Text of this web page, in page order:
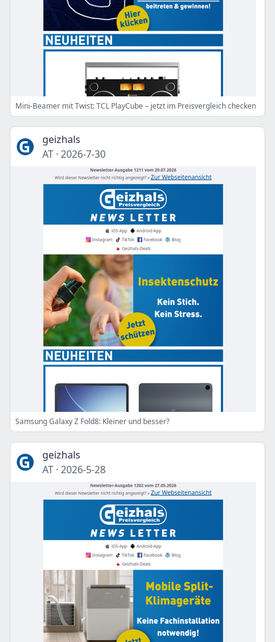
Mini-Beamer mit Twist: TCL PlayCube – jetzt im Preisvergleich checken
geizhals
AT · 2026-7-30
Samsung Galaxy Z Fold8: Kleiner und besser?
geizhals
AT · 2026-5-28